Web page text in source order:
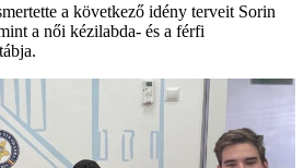
a következő idény terveit Sorin
a női kézilabda- és a férfi